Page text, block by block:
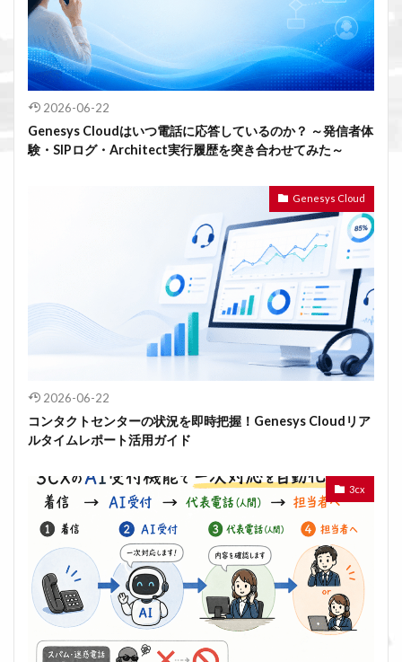
2026-06-22
Genesys Cloudはいつ電話に応答しているのか？ ～発信者体
験・SIPログ・Architect実行履歴を突き合わせてみた～
Genesys Cloud
2026-06-22
コンタクトセンターの状況を即時把握！Genesys Cloudリア
ルタイムレポート活用ガイド
3cx